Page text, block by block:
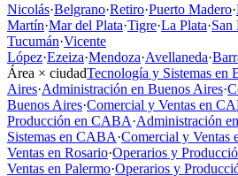
Nicolás·Belgrano·Retiro·Puerto Madero·
Martín·Mar del Plata·Tigre·La Plata·San
Tucumán·Vicente
López·Ezeiza·Mendoza·Avellaneda·
Área × ciudadTecnología y Sistemas en
Aires·Administración en Buenos Aires·
Buenos Aires·Comercial y Ventas en
Producción en CABA·Administración
Sistemas en CABA·Comercial y Ventas
Ventas en Rosario·Operarios y
Ventas en Palermo·Operarios y